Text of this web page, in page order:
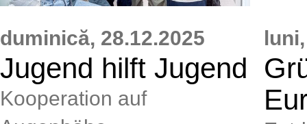
duminică, 28.12.2025
Jugend hilft Jugend
Kooperation auf
luni,